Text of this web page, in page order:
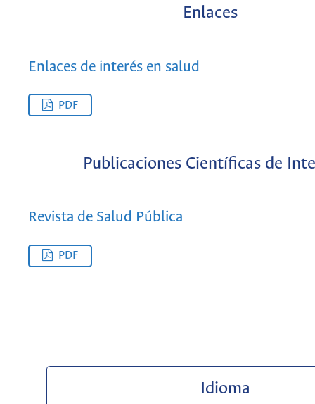
Enlaces
Enlaces de interés en salud
PDF
Publicaciones Científicas de
Revista de Salud Pública
PDF
Idioma